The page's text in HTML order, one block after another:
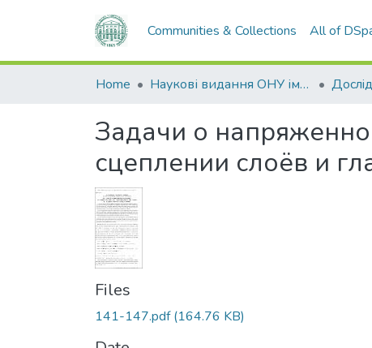
Communities & Collections All of
Home Наукові видання ОНУ імені І. І. Мечникова
Задачи о
сцеплении слоёв и
Files
141-147.pdf(164.76 KB)